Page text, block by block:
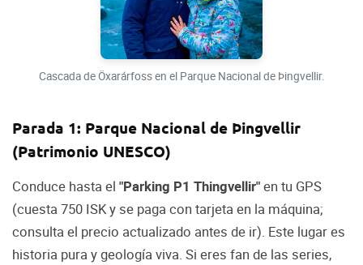
Cascada de Öxarárfoss en el Parque Nacional de Þingvellir.
Parada 1: Parque Nacional de Þingvellir
(Patrimonio UNESCO)
Conduce hasta el "Parking P1 Thingvellir"en tu GPS
(cuesta 750 ISK y se paga con tarjeta en la máquina;
consulta el precio actualizado antes de ir). Este lugar es
historia pura y geología viva. Si eres fan de las series,